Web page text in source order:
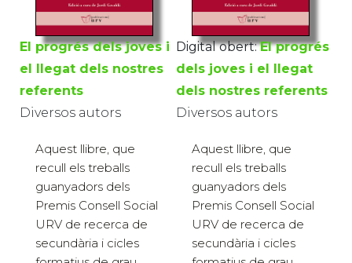
El progrés dels joves i
el llegat dels nostres
referents
Diversos autors
Aquest llibre, que
recull els treballs
guanyadors dels
Premis Consell Social
URV de recerca de
secundària i cicles
Digital obert: El progrés
dels joves i el llegat
dels nostres referents
Diversos autors
Aquest llibre, que
recull els treballs
guanyadors dels
Premis Consell Social
URV de recerca de
secundària i cicles